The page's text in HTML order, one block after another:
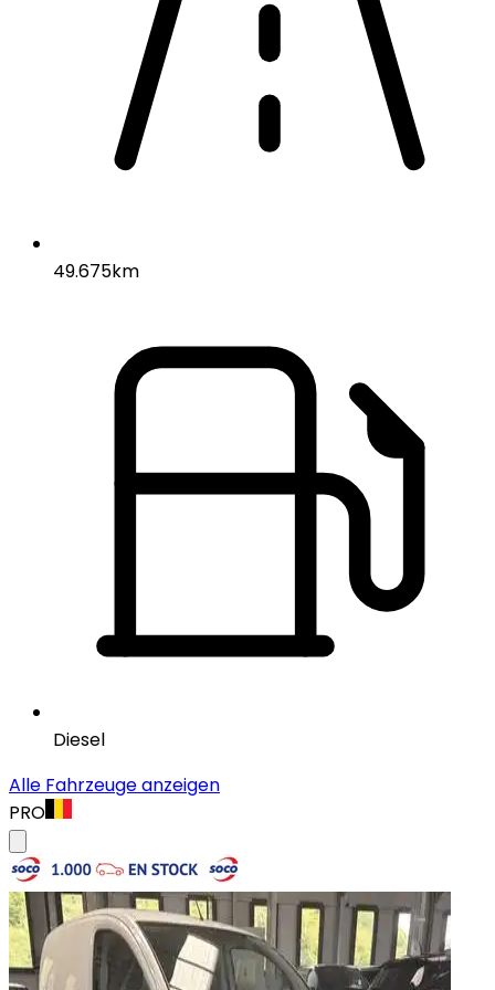
49.675km
Diesel
Alle Fahrzeuge anzeigen
PRO